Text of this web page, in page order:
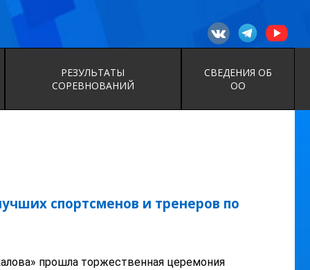
РЕЗУЛЬТАТЫ
СОРЕВНОВАНИЙ
СВЕДЕНИЯ ОБ
ОО
спортсменов и тренеров по
прошла торжественная церемония